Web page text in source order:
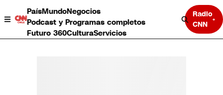
PaísMundoNegocios
Podcast y Programas completos
Futuro 360CulturaServicios
Radio
CNN